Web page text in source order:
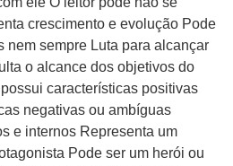
crescimento e evolução Pode
nem sempre Luta para alcançar
o alcance dos objetivos do
características positivas
negativas ou ambíguas
e internos Representa um
Pode ser um herói ou